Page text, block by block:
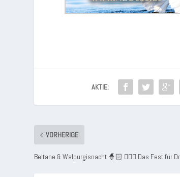
AKTIE:
VORHERIGE
Beltane & Walpurgisnacht 🧙🏻 🧙🏻‍♂️ Das Fest für